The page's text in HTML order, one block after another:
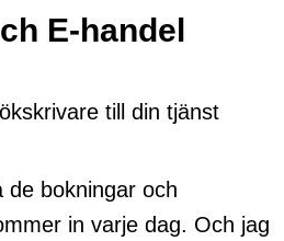
E-handel
de bokningar och
in varje dag. Och jag